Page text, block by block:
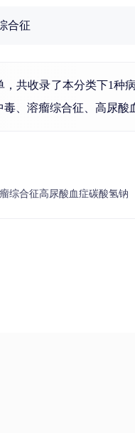
合征
共收录了本分类下1种
、 溶瘤综合征 高尿酸
综合征高尿酸血症碳酸氢钠